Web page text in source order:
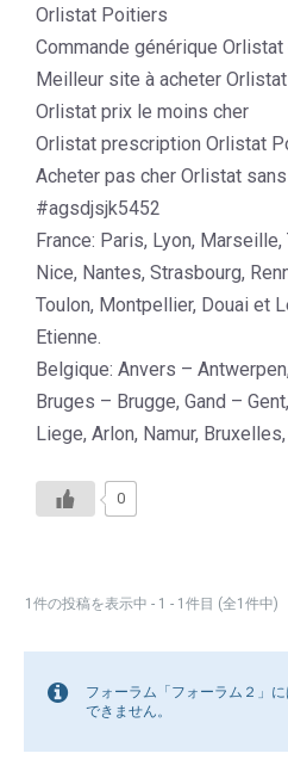
Orlistat Poitiers
Commande générique
Meilleur site à acheter
Orlistat prix le moins cher
Orlistat prescription Orlistat
Acheter pas cher Orlistat
#agsdjsjk5452
France: Paris, Lyon,
Nice, Nantes, Strasbourg,
Toulon, Montpellier, Douai et
Etienne.
Belgique: Anvers –
Bruges – Brugge, Gand –
Liege, Arlon, Namur,
0
1件の投稿を表示中 - 1 - 1件目 (全1件中)
フォーラム「フォーラム２」
できません。